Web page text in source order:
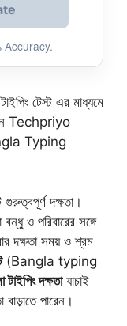
বহুগুণ
এখন
মাধ্যমে
ও
তাই
ব্যবহার
Accuracy.
টেস্ট এর মাধ্যমে
Techpriyo
Typing
দক্ষতা।
ও পরিবারের সঙ্গে
দক্ষতা সময় ও শ্রম
(Bangla typing
টাইপিং দক্ষতাযাচাই
পারেন।